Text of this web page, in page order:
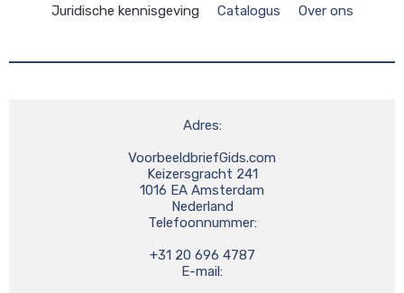
Juridische kennisgeving
Catalogus Over ons
Adres:
VoorbeeldbriefGids.com
Keizersgracht 241
1016 EA Amsterdam
Nederland
Telefoonnummer:
+31 20 696 4787
E-mail: